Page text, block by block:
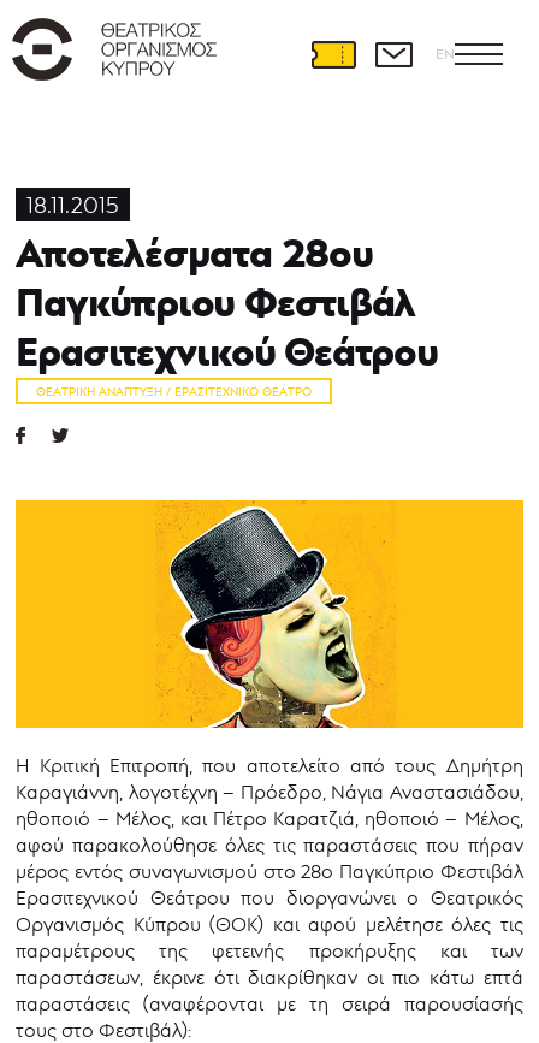
EN
18.11.2015
Αποτελέσματα 28ου
Παγκύπριου Φεστιβάλ
Ερασιτεχνικού Θεάτρου
ΘΕΑΤΡΙΚΉ ΑΝΆΠΤΥΞΗ / ΕΡΑΣΙΤΕΧΝΙΚΌ ΘΈΑΤΡΟ
Η Κριτική Επιτροπή, που αποτελείτο από τους Δημήτρη
Καραγιάννη, λογοτέχνη – Πρόεδρο, Νάγια Αναστασιάδου,
ηθοποιό – Μέλος, και Πέτρο Καρατζιά, ηθοποιό – Μέλος,
αφού παρακολούθησε όλες τις παραστάσεις που πήραν
μέρος εντός συναγωνισμού στο 28ο Παγκύπριο Φεστιβάλ
Ερασιτεχνικού Θεάτρου που διοργανώνει ο Θεατρικός
Οργανισμός Κύπρου (ΘΟΚ) και αφού μελέτησε όλες τις
παραμέτρους της φετεινής προκήρυξης και των
παραστάσεων, έκρινε ότι διακρίθηκαν οι πιο κάτω επτά
παραστάσεις (αναφέρονται με τη σειρά παρουσίασής
τους στο Φεστιβάλ):